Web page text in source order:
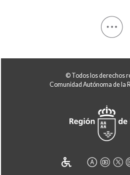
© Todos los derechos
Comunidad Autónoma de la